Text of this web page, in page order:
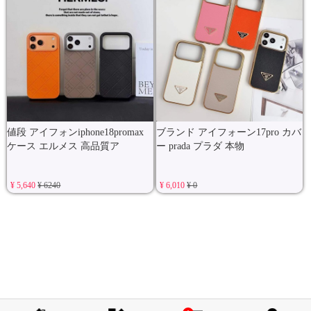
値段 アイフォンiphone18promax
ケース エルメス 高品質ア
¥ 5,640¥ 6240
ブランド アイフォーン17pro カバ
ー prada プラダ 本物
¥ 6,010¥ 0